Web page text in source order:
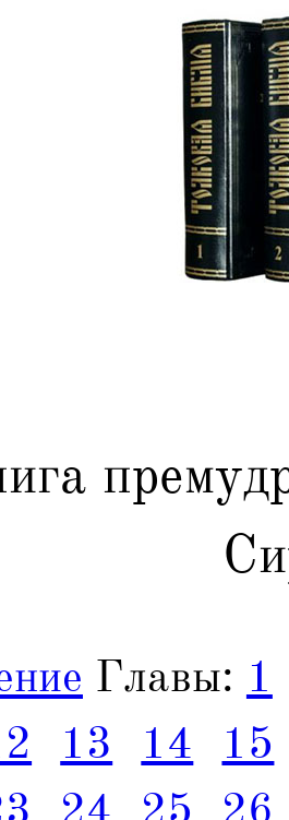
Главы: 1
13 14
15